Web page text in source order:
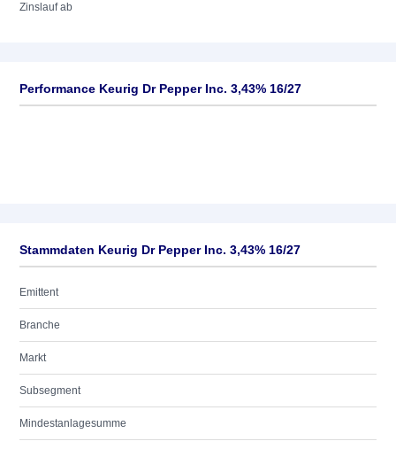
Zinslauf ab
Performance Keurig Dr Pepper Inc. 3,43% 16/27
Stammdaten Keurig Dr Pepper Inc. 3,43% 16/27
Emittent
Branche
Markt
Subsegment
Mindestanlagesumme